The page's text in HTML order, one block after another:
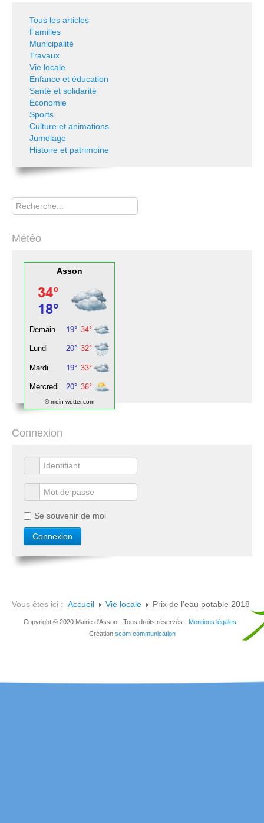
Tous les articles
Familles
Municipalité
Travaux
Vie locale
Enfance et éducation
Santé et solidarité
Economie
Sports
Culture et animations
Jumelage
Histoire et patrimoine
Rechercher
Météo
Asson
© mein-wetter.com
Connexion
Se souvenir de moi
Vous êtes ici : Accueil Vie locale Prix de l'eau potable 2018
Copyright © 2020 Mairie d'Asson - Tous droits réservés - Mentions légales -
Création scom communication